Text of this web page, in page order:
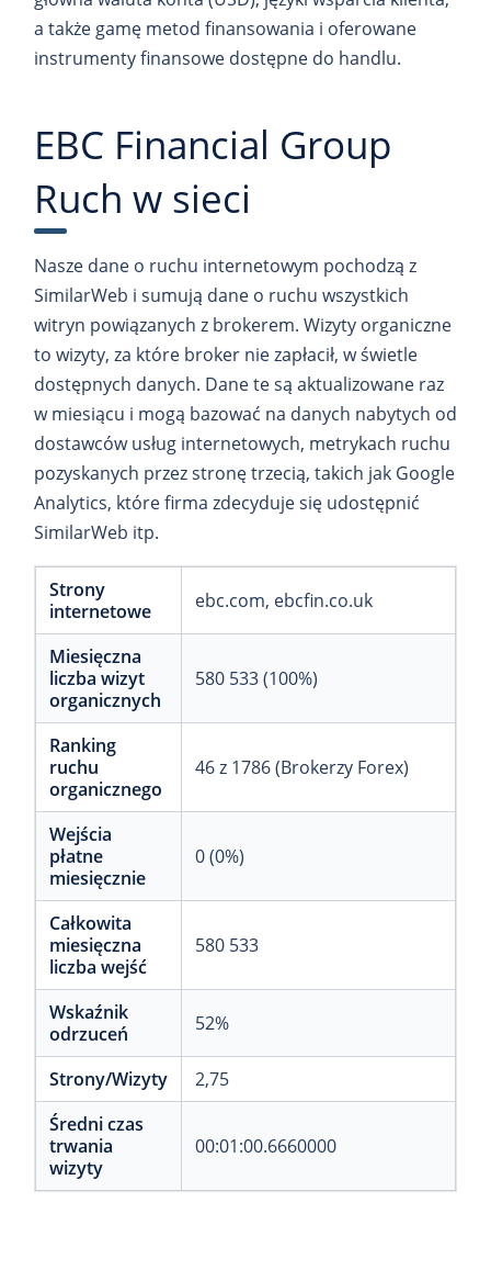
a także gamę metod finansowania i oferowane
instrumenty finansowe dostępne do handlu.
EBC Financial Group
Ruch w sieci
Nasze dane o ruchu internetowym pochodzą z
SimilarWeb i sumują dane o ruchu wszystkich
witryn powiązanych z brokerem. Wizyty organiczne
to wizyty, za które broker nie zapłacił, w świetle
dostępnych danych. Dane te są aktualizowane raz
w miesiącu i mogą bazować na danych nabytych od
dostawców usług internetowych, metrykach ruchu
pozyskanych przez stronę trzecią, takich jak Google
Analytics, które firma zdecyduje się udostępnić
SimilarWeb itp.
Strony
internetowe
ebc.com ebcfin.co.uk
Miesięczna
liczba wizyt
organicznych
580 533 (100%)
Ranking
ruchu
organicznego
46 z 1786 (Brokerzy Forex)
Wejścia
płatne
miesięcznie
0 (0%)
Całkowita
miesięczna
liczba wejść
580 533
Wskaźnik
odrzuceń
52%
Strony/Wizyty
2,75
Średni czas
trwania
wizyty
00:01:00.6660000